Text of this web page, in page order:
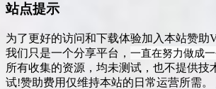
站点提示
为了更好的访问和下载体验加入本站赞助
我们只是一个分享平台， 一直在努力做成
所有收集的资源，均未测试，也不提供技
试!赞助费用仅维持本站的日常运营所需。